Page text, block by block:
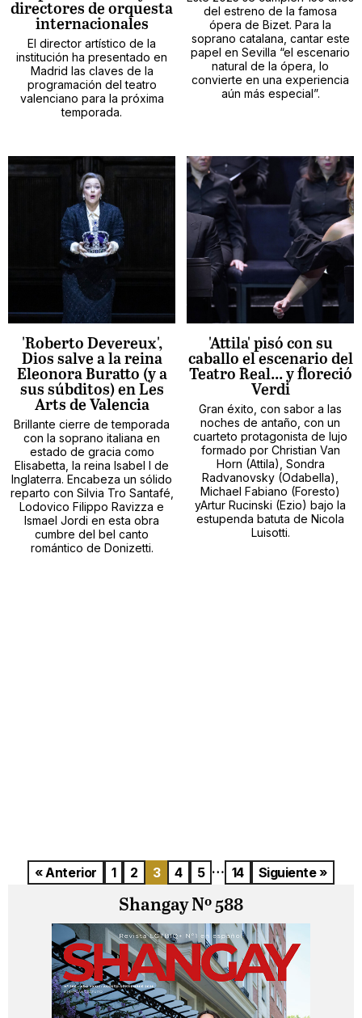
directores de orquesta
internacionales
El director artístico de la
institución ha presentado en
Madrid las claves de la
programación del teatro
valenciano para la próxima
temporada.
del estreno de la famosa
ópera de Bizet. Para la
soprano catalana, cantar este
papel en Sevilla “el escenario
natural de la ópera, lo
convierte en una experiencia
aún más especial”.
'Roberto Devereux',
Dios salve a la reina
Eleonora Buratto (y a
sus súbditos) en Les
Arts de Valencia
Brillante cierre de temporada
con la soprano italiana en
estado de gracia como
Elisabetta, la reina Isabel I de
Inglaterra. Encabeza un sólido
reparto con Silvia Tro Santafé,
Lodovico Filippo Ravizza e
Ismael Jordi en esta obra
cumbre del bel canto
romántico de Donizetti.
'Attila' pisó con su
caballo el escenario del
Teatro Real... y floreció
Verdi
Gran éxito, con sabor a las
noches de antaño, con un
cuarteto protagonista de lujo
formado por Christian Van
Horn (Attila), Sondra
Radvanovsky (Odabella),
Michael Fabiano (Foresto)
yArtur Rucinski (Ezio) bajo la
estupenda batuta de Nicola
Luisotti.
« Anterior 1 2 3 4 5 … 14 Siguiente »
Shangay Nº 588